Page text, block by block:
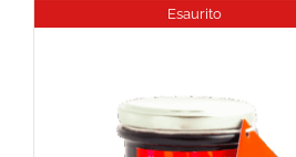
Esaurito